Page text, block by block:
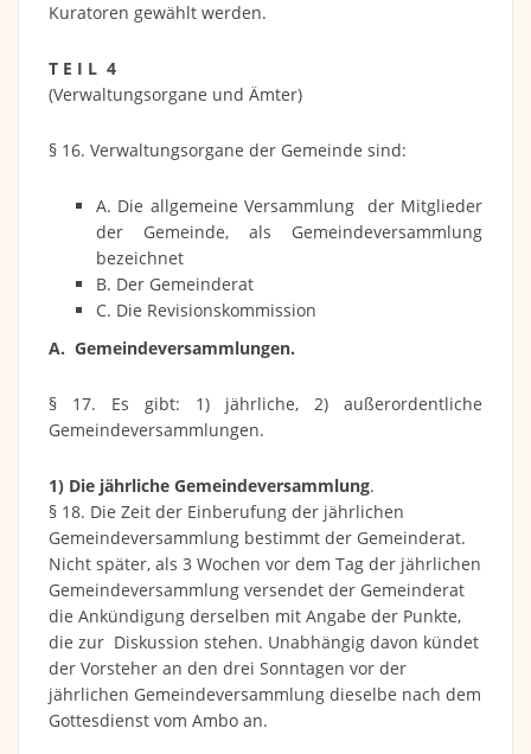
Kuratoren gewählt werden.
T E I L 4
(Verwaltungsorgane und Ämter)
§ 16. Verwaltungsorgane der Gemeinde sind:
A. Die allgemeine Versammlung der Mitglieder
der Gemeinde, als Gemeindeversammlung
bezeichnet
B. Der Gemeinderat
C. Die Revisionskommission
A. Gemeindeversammlungen.
§ 17. Es gibt: 1) jährliche, 2) außerordentliche
Gemeindeversammlungen.
1) Die jährliche Gemeindeversammlung.
§ 18. Die Zeit der Einberufung der jährlichen
Gemeindeversammlung bestimmt der Gemeinderat.
Nicht später, als 3 Wochen vor dem Tag der jährlichen
Gemeindeversammlung versendet der Gemeinderat
die Ankündigung derselben mit Angabe der Punkte,
die zur Diskussion stehen. Unabhängig davon kündet
der Vorsteher an den drei Sonntagen vor der
jährlichen Gemeindeversammlung dieselbe nach dem
Gottesdienst vom Ambo an.